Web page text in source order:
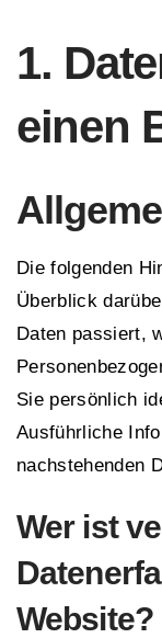
1.
einen
Die folgenden
Überblick
Daten passiert,
Sie persönlich
Ausführliche
nachstehenden
Wer ist
Website?